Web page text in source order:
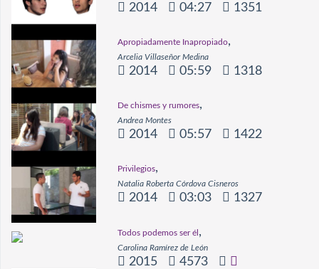
2014 04:27 1351
Apropiadamente Inapropiado,
Arcelia Villaseñor Medina
2014 05:59 1318
De chismes y rumores,
Andrea Montes
2014 05:57 1422
Privilegios,
Natalia Roberta Córdova Cisneros
2014 03:03 1327
Todos podemos ser él ,
Carolina Ramírez de León
2015 4573